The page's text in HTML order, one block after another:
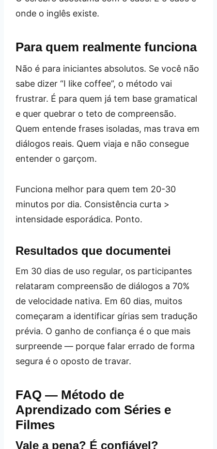
onde o inglês existe.
Para quem realmente funciona
Não é para iniciantes absolutos. Se você não
sabe dizer “I like coffee”, o método vai
frustrar. É para quem já tem base gramatical
e quer quebrar o teto de compreensão.
Quem entende frases isoladas, mas trava em
diálogos reais. Quem viaja e não consegue
entender o garçom.
Funciona melhor para quem tem 20-30
minutos por dia. Consistência curta >
intensidade esporádica. Ponto.
Resultados que documentei
Em 30 dias de uso regular, os participantes
relataram compreensão de diálogos a 70%
de velocidade nativa. Em 60 dias, muitos
começaram a identificar gírias sem tradução
prévia. O ganho de confiança é o que mais
surpreende — porque falar errado de forma
segura é o oposto de travar.
FAQ — Método de
Aprendizado com Séries e
Filmes
Vale a pena? É confiável?